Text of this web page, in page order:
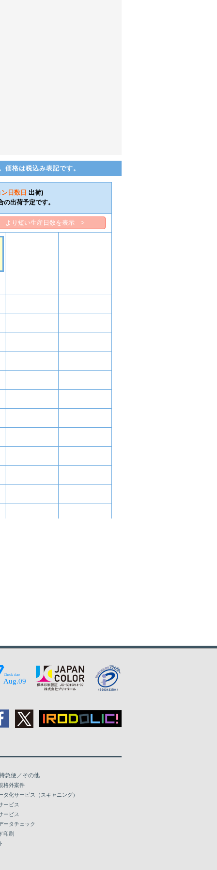
格は税込み表記です。
ン日数 日 出荷)
出荷予定です。
より短い生産日数を表示 >
急便／その他
格外案件
タ化サービス（スキャニング）
ービス
ービス
ータチェック
印刷